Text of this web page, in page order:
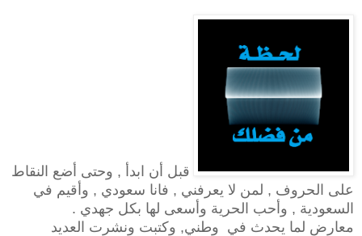
قبل أن ابدأ , وحتى أضع النقاط
على الحروف , لمن لا يعرفني , فانا سعودي , وأقيم في
السعودية , وأحب الحرية وأسعى لها بكل جهدي .
معارض لما يحدث في وطني, وكتبت ونشرت العديد